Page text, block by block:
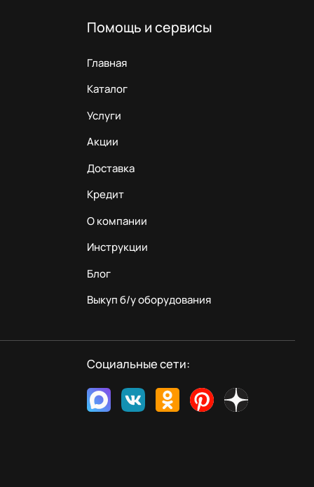
Помощь и сервисы
Главная
Каталог
Услуги
Акции
Доставка
Кредит
О компании
Инструкции
Блог
Выкуп б/у оборудования
Социальные сети: